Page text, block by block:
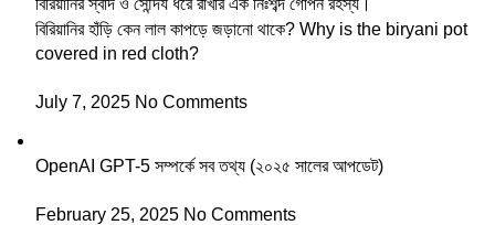
বিরিয়ানির হাঁড়ি কেন লাল কাপড়ে জড়ানো থাকে? Why is the biryani pot
covered in red cloth?
July 7, 2025 No Comments
OpenAI GPT-5 সম্পর্কে সব তথ্য (২০২৫ সালের আপডেট)
February 25, 2025 No Comments